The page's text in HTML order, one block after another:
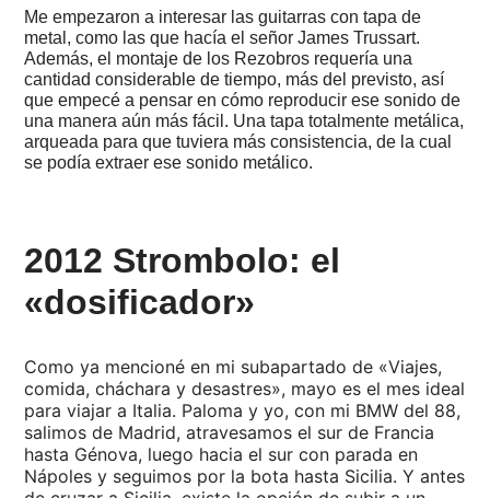
más
trémolos
2014
-
Exposición
de
Wandré
en
Johnny
Depp,
Los
Rolling:
Madrid
2013
-
El
secreto
de
Croacia
Me empezaron a interesar las guitarras con tapa de
metal, como las que hacía el señor James Trussart.
Además, el montaje de los Rezobros requería una
cantidad considerable de tiempo, más del previsto, así
que empecé a pensar en cómo reproducir ese sonido de
una manera aún más fácil. Una tapa totalmente metálica,
arqueada para que tuviera más consistencia, de la cual
se podía extraer ese sonido metálico.
2012 Strombolo: el
«dosificador»
Como ya mencioné en mi subapartado de «Viajes,
comida, cháchara y desastres», mayo es el mes ideal
para viajar a Italia. Paloma y yo, con mi BMW del 88,
salimos de Madrid, atravesamos el sur de Francia
hasta Génova, luego hacia el sur con parada en
Nápoles y seguimos por la bota hasta Sicilia. Y antes